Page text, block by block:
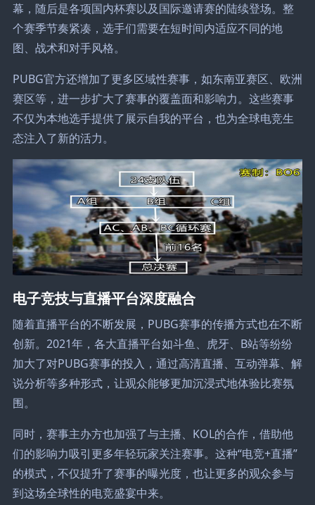
幕，随后是各项国内杯赛以及国际邀请赛的陆续登场。整
个赛季节奏紧凑，选手们需要在短时间内适应不同的地
图、战术和对手风格。
PUBG官方还增加了更多区域性赛事，如东南亚赛区、欧洲
赛区等，进一步扩大了赛事的覆盖面和影响力。这些赛事
不仅为本地选手提供了展示自我的平台，也为全球电竞生
态注入了新的活力。
电子竞技与直播平台深度融合
随着直播平台的不断发展，PUBG赛事的传播方式也在不断
创新。2021年，各大直播平台如斗鱼、虎牙、B站等纷纷
加大了对PUBG赛事的投入，通过高清直播、互动弹幕、解
说分析等多种形式，让观众能够更加沉浸式地体验比赛氛
围。
同时，赛事主办方也加强了与主播、KOL的合作，借助他
们的影响力吸引更多年轻玩家关注赛事。这种“电竞+直播”
的模式，不仅提升了赛事的曝光度，也让更多的观众参与
到这场全球性的电竞盛宴中来。